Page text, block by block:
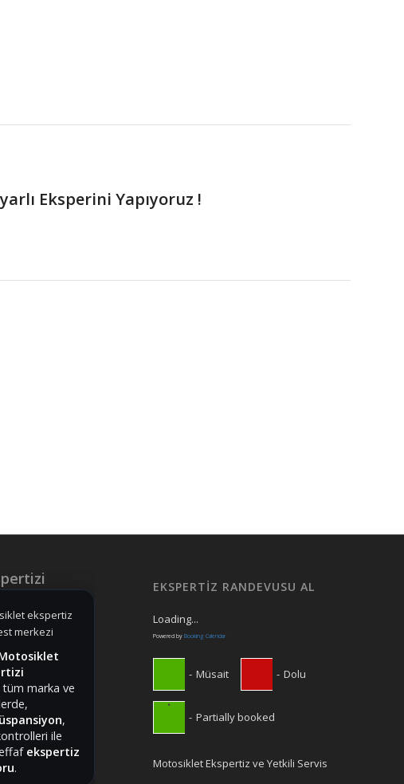
Eksperini Yapıyoruz !
tüm marka ve
,
ile
ekspertiz
.
EKSPERTIZ RANDEVUSU AL
Loading...
Powered by Booking Calendar
- Müsait - Dolu
·
- Partially booked
Motosiklet Ekspertiz ve Yetkili Servis